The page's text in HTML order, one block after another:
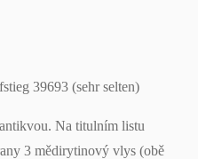
39693 (sehr selten)
Na titulním listu
3 mědirytinový vlys (obě